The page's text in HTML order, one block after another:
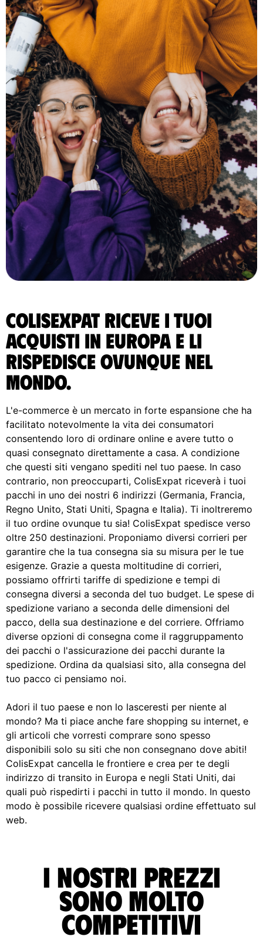
ColisExpat riceve i tuoi
acquisti in Europa e li
rispedisce ovunque nel
Mondo.
L'e-commerce è un mercato in forte espansione che ha
facilitato notevolmente la vita dei consumatori
consentendo loro di ordinare online e avere tutto o
quasi consegnato direttamente a casa. A condizione
che questi siti vengano spediti nel tuo paese. In caso
contrario, non preoccuparti, ColisExpat riceverà i tuoi
pacchi in uno dei nostri 6 indirizzi (Germania, Francia,
Regno Unito, Stati Uniti, Spagna e Italia). Ti inoltreremo
il tuo ordine ovunque tu sia! ColisExpat spedisce verso
oltre 250 destinazioni. Proponiamo diversi corrieri per
garantire che la tua consegna sia su misura per le tue
esigenze. Grazie a questa moltitudine di corrieri,
possiamo offrirti tariffe di spedizione e tempi di
consegna diversi a seconda del tuo budget. Le spese di
spedizione variano a seconda delle dimensioni del
pacco, della sua destinazione e del corriere. Offriamo
diverse opzioni di consegna come il raggruppamento
dei pacchi o l'assicurazione dei pacchi durante la
spedizione. Ordina da qualsiasi sito, alla consegna del
tuo pacco ci pensiamo noi.
Adori il tuo paese e non lo lasceresti per niente al
mondo? Ma ti piace anche fare shopping su internet, e
gli articoli che vorresti comprare sono spesso
disponibili solo su siti che non consegnano dove abiti!
ColisExpat cancella le frontiere e crea per te degli
indirizzo di transito in Europa e negli Stati Uniti, dai
quali può rispedirti i pacchi in tutto il mondo. In questo
modo è possibile ricevere qualsiasi ordine effettuato sul
web.
I nostri prezzi
sono molto
competitivi